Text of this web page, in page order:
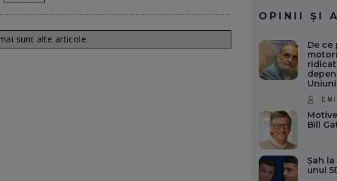
sunt alte articole
OPINII ȘI
De ce
Bill
Șah
unul